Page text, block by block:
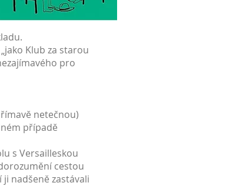
Klub za starou
pro
netečnou)
případě
s Versailleskou
cestou
nadšeně zastávali